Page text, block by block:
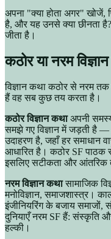
अपना "क्या होता अगर" खोजें,
है, और यह उनसे क्या छीनता
जीता है।
कठोर या नरम
विज्ञान कथा कठोर से नरम
हैं वह सब कुछ तय करता है।
कठोर विज्ञान कथाअपनी
समझे गए विज्ञान में जड़ती है
उदाहरण है, जहाँ हर समाधान
आधारित है। कठोर SF पाठक से
इसलिए सटीकता और आंतरिक
नरम विज्ञान कथासामाजिक
मनोविज्ञान, समाजशास्त्र।
इंजीनियरिंग के बजाय समाजों,
दुनियाएँ नरम SF हैं: संस्कृति
हल्की।